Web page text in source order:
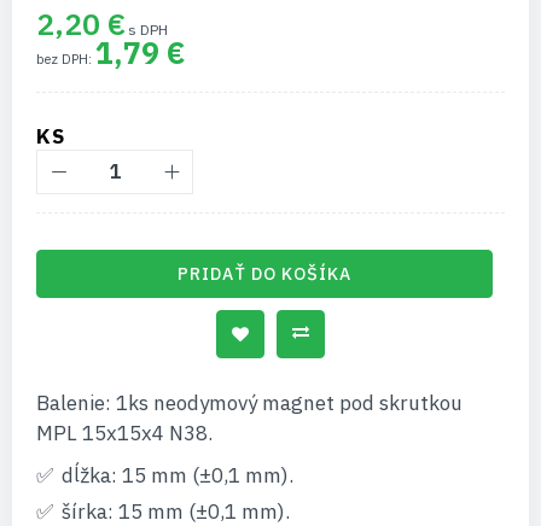
2,20 €
1,79 €
KS
PRIDAŤ DO KOŠÍKA
Balenie: 1ks neodymový magnet pod skrutkou
MPL 15x15x4 N38.
dĺžka: 15 mm (±0,1 mm).
šírka: 15 mm (±0,1 mm).